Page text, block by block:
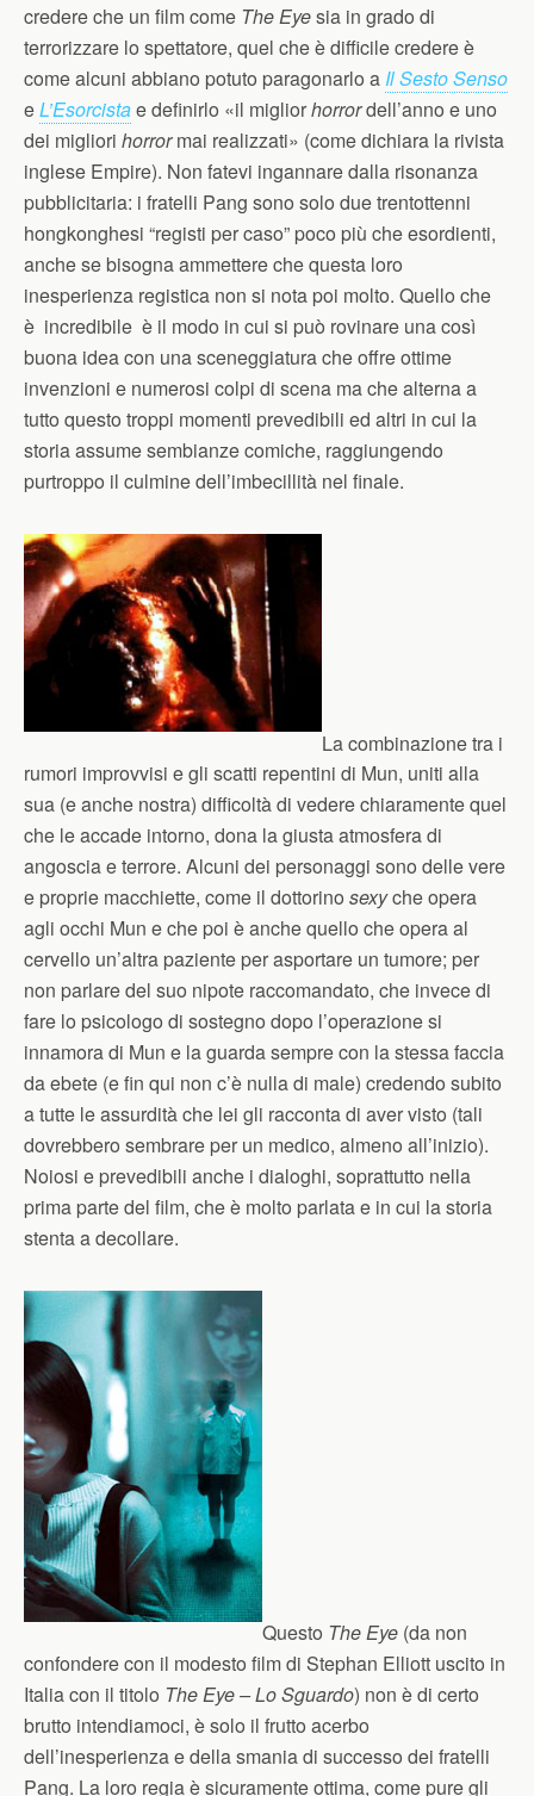
credere che un film come The Eyesia in grado di
terrorizzare lo spettatore, quel che è difficile credere è
come alcuni abbiano potuto paragonarlo a Il Sesto Senso
eL’Esorcistae definirlo «il migliorhorrordell’anno e uno
dei migliori horrormai realizzati» (come dichiara la rivista
inglese Empire). Non fatevi ingannare dalla risonanza
pubblicitaria: i fratelli Pang sono solo due trentottenni
hongkonghesi “registi per caso” poco più che esordienti,
anche se bisogna ammettere che questa loro
inesperienza registica non si nota poi molto. Quello che
è incredibile è il modo in cui si può rovinare una così
buona idea con una sceneggiatura che offre ottime
invenzioni e numerosi colpi di scena ma che alterna a
tutto questo troppi momenti prevedibili ed altri in cui la
storia assume sembianze comiche, raggiungendo
purtroppo il culmine dell’imbecillità nel finale.
La combinazione tra i
rumori improvvisi e gli scatti repentini di Mun, uniti alla
sua (e anche nostra) difficoltà di vedere chiaramente quel
che le accade intorno, dona la giusta atmosfera di
angoscia e terrore. Alcuni dei personaggi sono delle vere
e proprie macchiette, come il dottorino sexyche opera
agli occhi Mun e che poi è anche quello che opera al
cervello un’altra paziente per asportare un tumore; per
non parlare del suo nipote raccomandato, che invece di
fare lo psicologo di sostegno dopo l’operazione si
innamora di Mun e la guarda sempre con la stessa faccia
da ebete (e fin qui non c’è nulla di male) credendo subito
a tutte le assurdità che lei gli racconta di aver visto (tali
dovrebbero sembrare per un medico, almeno all’inizio).
Noiosi e prevedibili anche i dialoghi, soprattutto nella
prima parte del film, che è molto parlata e in cui la storia
stenta a decollare.
Questo The Eye (da non
confondere con il modesto film di Stephan Elliott uscito in
Italia con il titolo The Eye – Lo Sguardo) non è di certo
brutto intendiamoci, è solo il frutto acerbo
dell’inesperienza e della smania di successo dei fratelli
Pang. La loro regia è sicuramente ottima, come pure gli